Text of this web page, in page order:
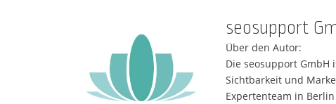
seosupport
Über den Autor:
Die seosupport
Sichtbarkeit und
Expertenteam in